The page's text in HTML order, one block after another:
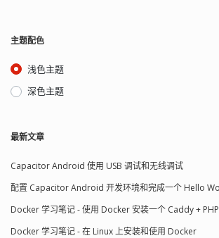
主题配色
浅色主题
深色主题
最新文章
Capacitor Android 使用 USB 调试和无线调试
配置 Capacitor Android 开发环境和完成一个 Hello
Docker 学习笔记 - 使用 Docker 安装一个 Caddy +
Docker 学习笔记 - 在 Linux 上安装和使用 Docker